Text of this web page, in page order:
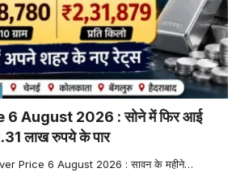
August 2026 : सोने में फिर आई
लाख रुपये के पार
Price 6 August 2026 : सावन के महीने…